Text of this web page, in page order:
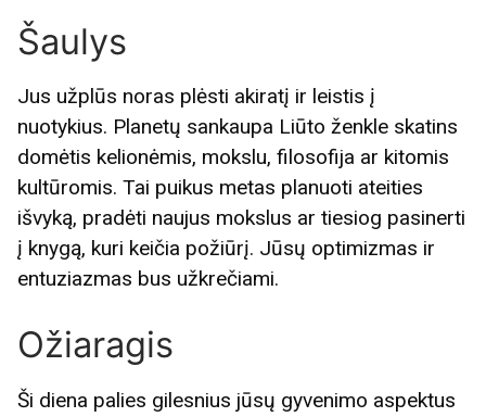
Šaulys
Jus užplūs noras plėsti akiratį ir leistis į
nuotykius. Planetų sankaupa Liūto ženkle skatins
domėtis kelionėmis, mokslu, filosofija ar kitomis
kultūromis. Tai puikus metas planuoti ateities
išvyką, pradėti naujus mokslus ar tiesiog pasinerti
į knygą, kuri keičia požiūrį. Jūsų optimizmas ir
entuziazmas bus užkrečiami.
Ožiaragis
Ši diena palies gilesnius jūsų gyvenimo aspektus